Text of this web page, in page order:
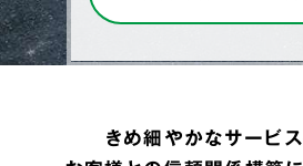
きめ細やかなサービス